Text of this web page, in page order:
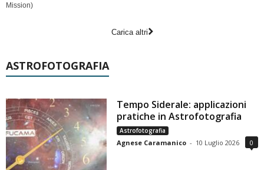
Mission)
Carica altri
ASTROFOTOGRAFIA
Tempo Siderale: applicazioni
pratiche in Astrofotografia
Astrofotografia
Agnese Caramanico - 10 Luglio 2026 0